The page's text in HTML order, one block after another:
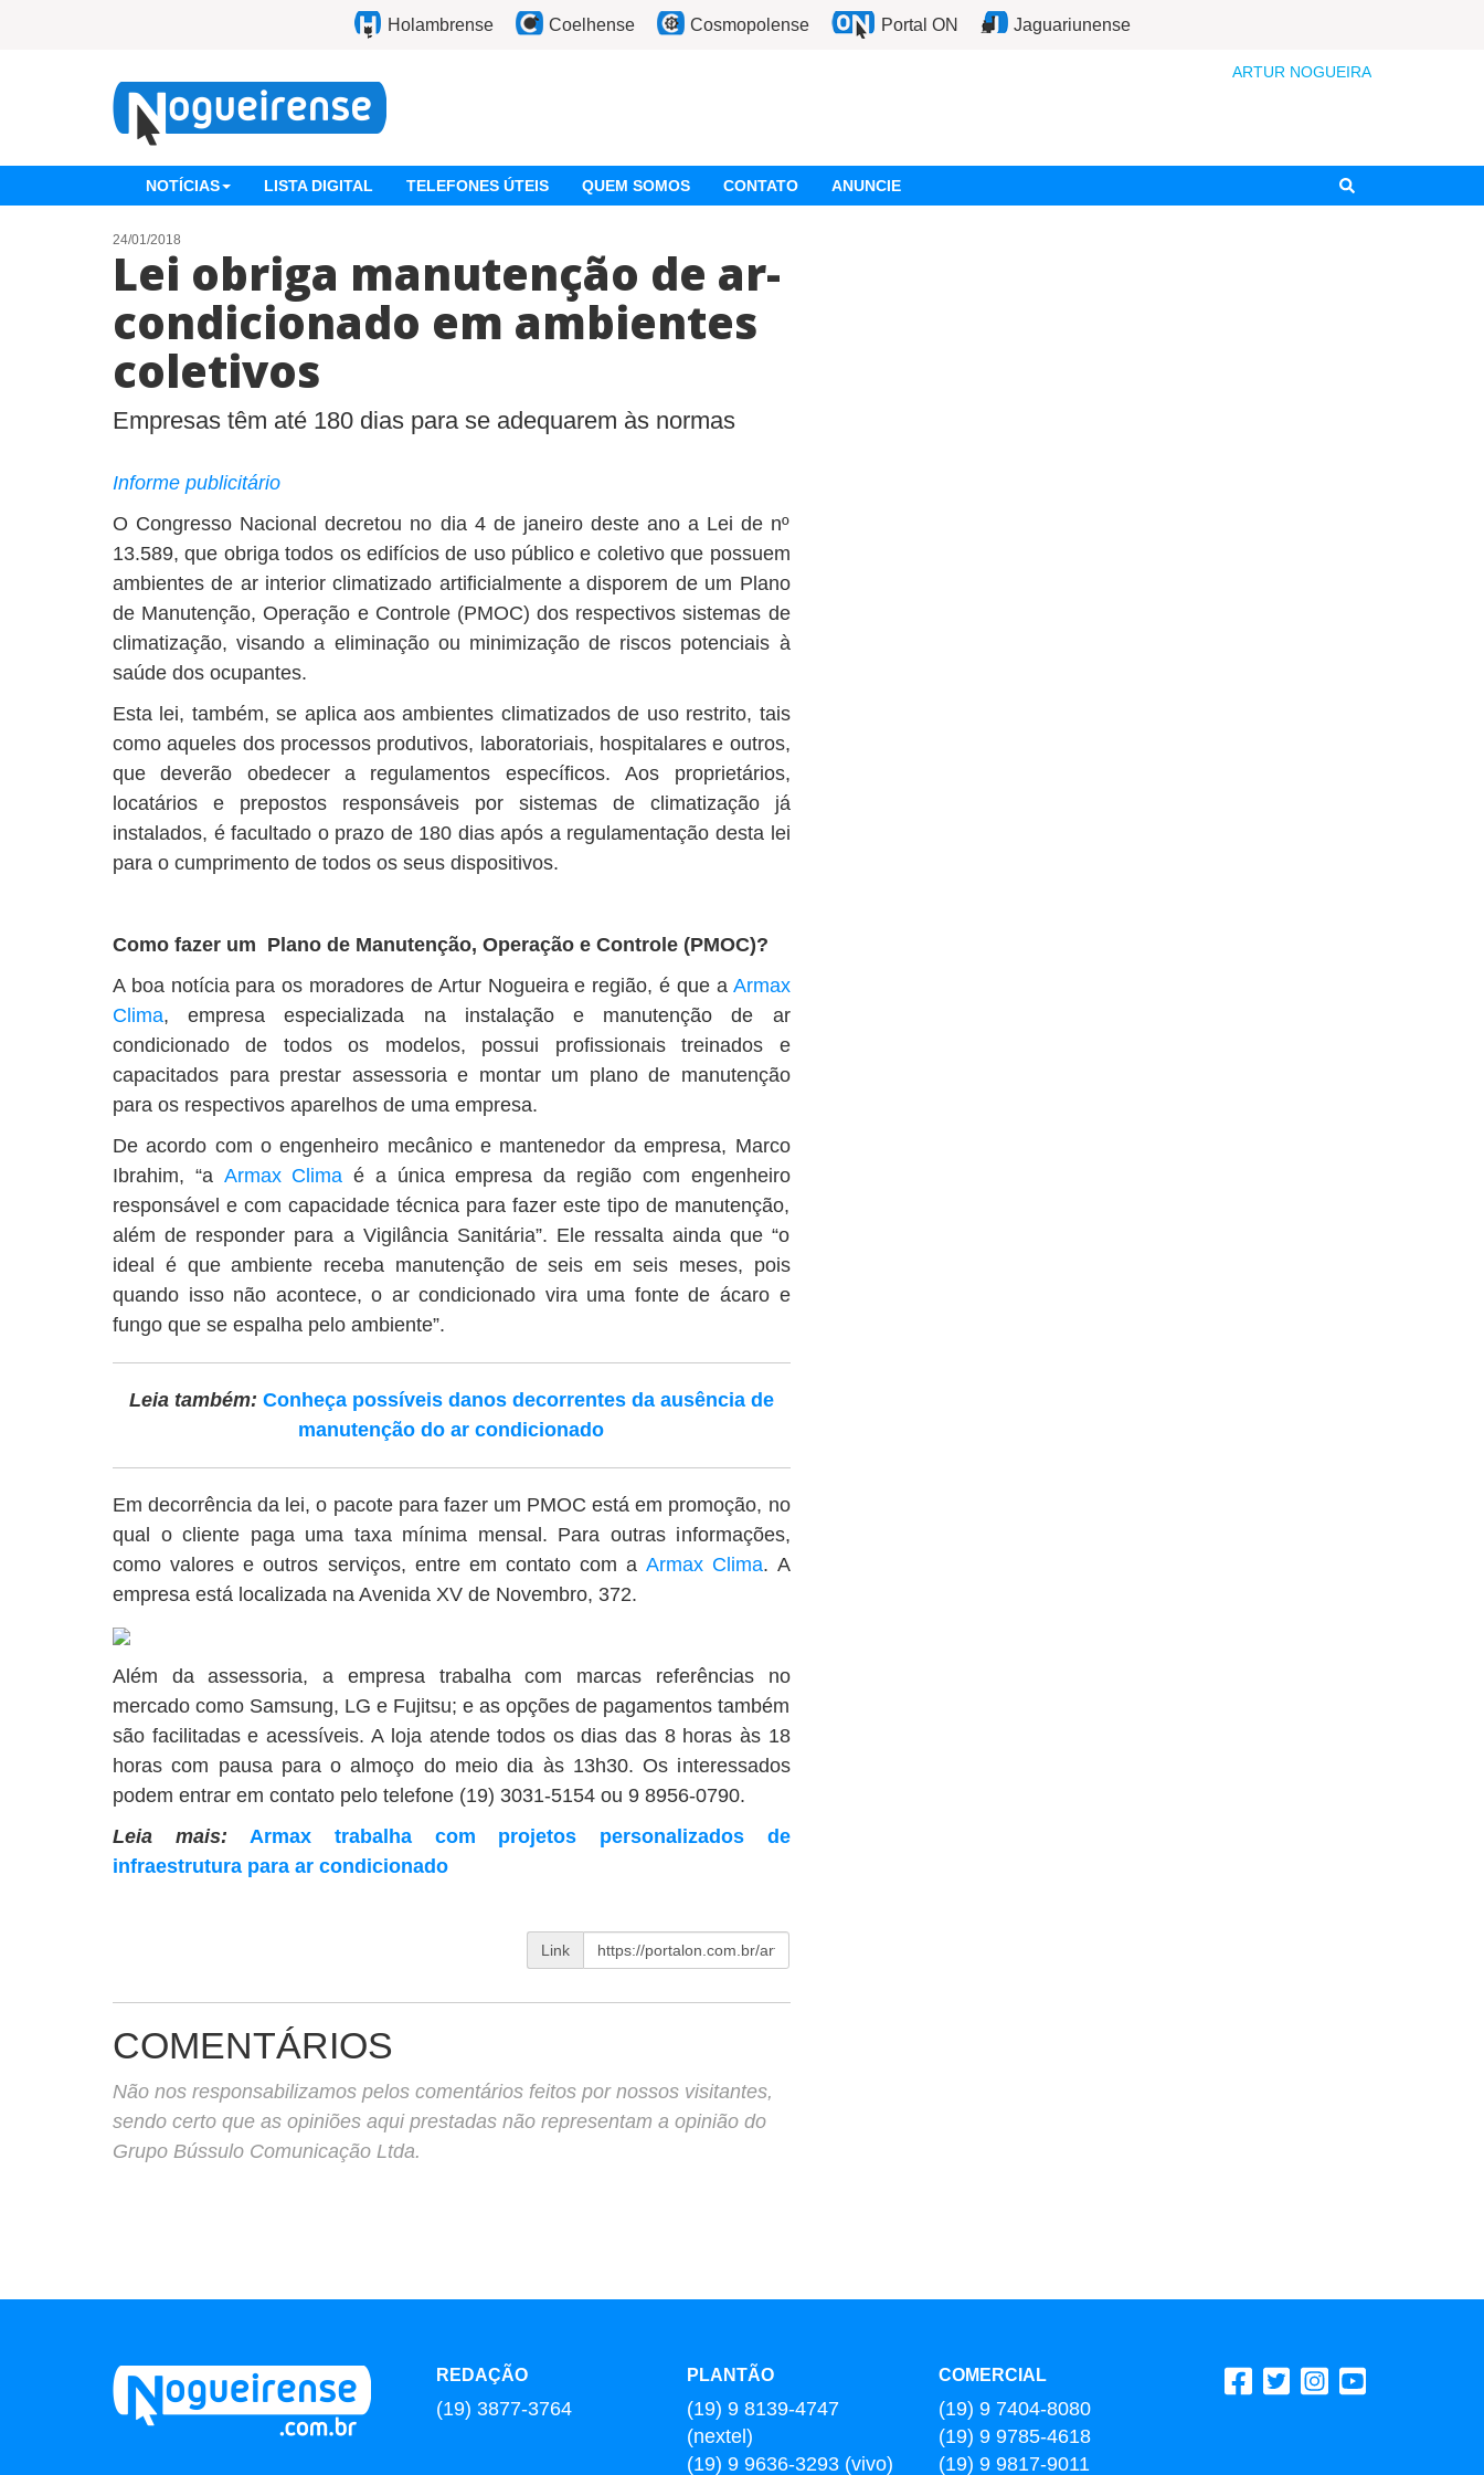
Holambrense Coelhense Cosmopolense Portal ON Jaguariunense
ARTUR NOGUEIRA
NOTÍCIAS LISTA DIGITAL TELEFONES ÚTEIS QUEM SOMOS CONTATO ANUNCIE
24/01/2018
Lei obriga manutenção de ar-
condicionado em ambientes
coletivos
Empresas têm até 180 dias para se adequarem às normas
Informe publicitário
O Congresso Nacional decretou no dia 4 de janeiro deste ano a Lei de nº
13.589, que obriga todos os edifícios de uso público e coletivo que possuem
ambientes de ar interior climatizado artificialmente a disporem de um Plano
de Manutenção, Operação e Controle (PMOC) dos respectivos sistemas de
climatização, visando a eliminação ou minimização de riscos potenciais à
saúde dos ocupantes.
Esta lei, também, se aplica aos ambientes climatizados de uso restrito, tais
como aqueles dos processos produtivos, laboratoriais, hospitalares e outros,
que deverão obedecer a regulamentos específicos. Aos proprietários,
locatários e prepostos responsáveis por sistemas de climatização já
instalados, é facultado o prazo de 180 dias após a regulamentação desta lei
para o cumprimento de todos os seus dispositivos.
Como fazer um Plano de Manutenção, Operação e Controle (PMOC)?
A boa notícia para os moradores de Artur Nogueira e região, é que a Armax
Clima, empresa especializada na instalação e manutenção de ar
condicionado de todos os modelos, possui profissionais treinados e
capacitados para prestar assessoria e montar um plano de manutenção
para os respectivos aparelhos de uma empresa.
De acordo com o engenheiro mecânico e mantenedor da empresa, Marco
Ibrahim, “a Armax Clima é a única empresa da região com engenheiro
responsável e com capacidade técnica para fazer este tipo de manutenção,
além de responder para a Vigilância Sanitária”. Ele ressalta ainda que “o
ideal é que ambiente receba manutenção de seis em seis meses, pois
quando isso não acontece, o ar condicionado vira uma fonte de ácaro e
fungo que se espalha pelo ambiente”.
Leia também: Conheça possíveis danos decorrentes da ausência de
manutenção do ar condicionado
Em decorrência da lei, o pacote para fazer um PMOC está em promoção, no
qual o cliente paga uma taxa mínima mensal. Para outras informações,
como valores e outros serviços, entre em contato com aArmax Clima. A
empresa está localizada na Avenida XV de Novembro, 372.
Além da assessoria, a empresa trabalha com marcas referências no
mercado como Samsung, LG e Fujitsu; e as opções de pagamentos também
são facilitadas e acessíveis. A loja atende todos os dias das 8 horas às 18
horas com pausa para o almoço do meio dia às 13h30. Os interessados
podem entrar em contato pelo telefone (19) 3031-5154 ou 9 8956-0790.
Leia mais:Armax trabalha com projetos personalizados de
infraestrutura para ar condicionado
Link
COMENTÁRIOS
Não nos responsabilizamos pelos comentários feitos por nossos visitantes,
sendo certo que as opiniões aqui prestadas não representam a opinião do
Grupo Bússulo Comunicação Ltda.
REDAÇÃO
(19) 3877-3764
PLANTÃO
(19) 9 8139-4747
(nextel)
(19) 9 9636-3293 (vivo)
COMERCIAL
(19) 9 7404-8080
(19) 9 9785-4618
(19) 9 9817-9011